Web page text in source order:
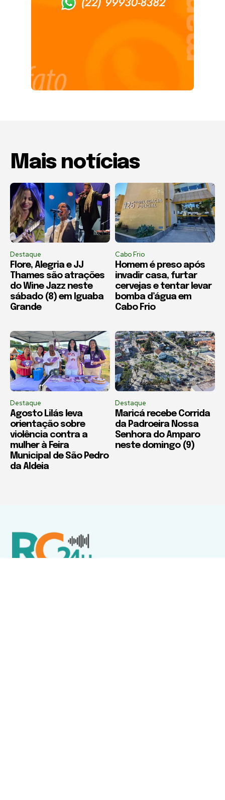
Mais notícias
Destaque
Flore, Alegria e JJ
Thames são atrações
do Wine Jazz neste
sábado (8) em Iguaba
Grande
Cabo Frio
Homem é preso após
invadir casa, furtar
cervejas e tentar levar
bomba d’água em
Cabo Frio
Destaque
Agosto Lilás leva
orientação sobre
violência contra a
mulher à Feira
Municipal de São Pedro
da Aldeia
Destaque
Maricá recebe Corrida
da Padroeira Nossa
Senhora do Amparo
neste domingo (9)